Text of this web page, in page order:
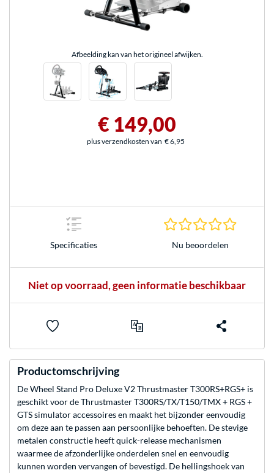
Afbeelding kan van het origineel afwijken.
€ 149,00
plus verzendkosten van € 6,95
Specificaties Nu beoordelen
Niet op voorraad, geen informatie beschikbaar
Productomschrijving
De Wheel Stand Pro Deluxe V2 Thrustmaster T300RS+RGS+ is
geschikt voor de Thrustmaster T300RS/TX/T150/TMX + RGS +
GTS simulator accessoires en maakt het bijzonder eenvoudig
om deze aan te passen aan persoonlijke behoeften. De stevige
metalen constructie heeft quick-release mechanismen
waarmee de afzonderlijke onderdelen snel en eenvoudig
kunnen worden vervangen of bevestigd. De hellingshoek van